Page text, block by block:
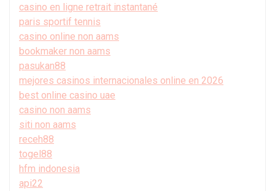
casino en ligne retrait instantané
paris sportif tennis
casino online non aams
bookmaker non aams
pasukan88
mejores casinos internacionales online en 2026
best online casino uae
casino non aams
siti non aams
receh88
togel88
hfm indonesia
api22